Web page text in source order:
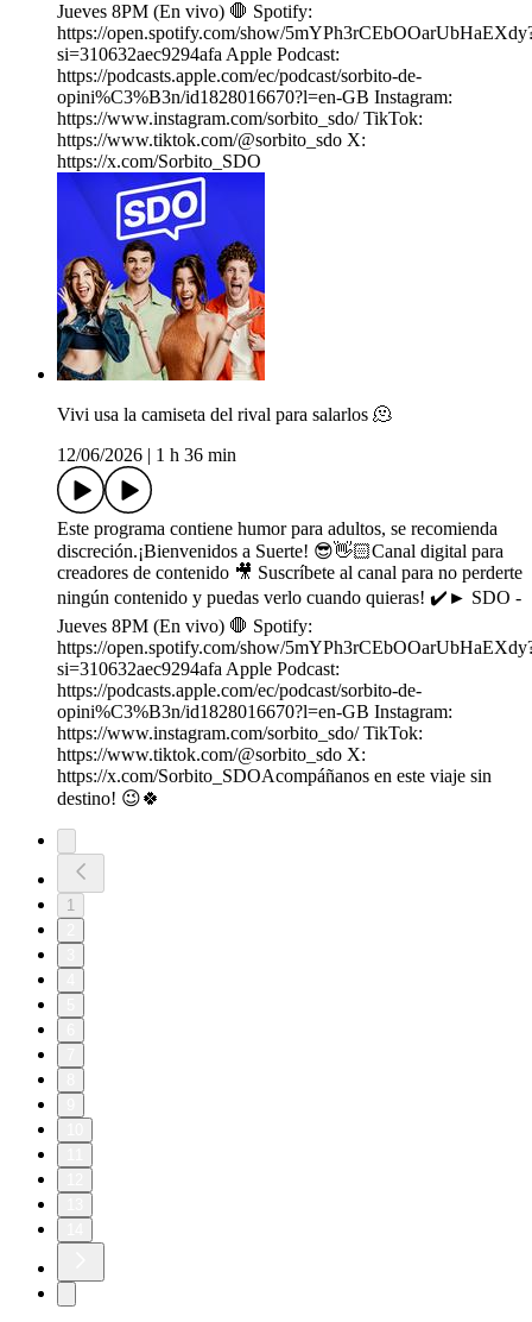
Jueves 8PM (En vivo) 🛑 Spotify:
⁠https://open.spotify.com/show/
si=310632aec9294afa Apple Podcast:
⁠https://podcasts.apple.com/ec/podcast/sorbito-de-
opini%C3%B3n/id1828016670?l=en-GB Instagram:
⁠https://www.instagram.com/sorbito_sdo/ TikTok:
⁠https://www.tiktok.com/@sorbito_sdo X:
⁠https://x.com/Sorbito_SDO
Vivi usa la camiseta del rival para salarlos 🫠
12/06/2026
1 h 36 min
Este programa contiene humor para adultos, se recomienda
discreción.¡Bienvenidos a Suerte! 😎👋🏻Canal digital para
creadores de contenido 🎥 Suscríbete al canal para no perderte
ningún contenido y puedas verlo cuando quieras! ✔️► SDO -
Jueves 8PM (En vivo) 🛑 Spotify:
⁠https://open.spotify.com/show/
si=310632aec9294afa Apple Podcast:
⁠https://podcasts.apple.com/ec/podcast/sorbito-de-
opini%C3%B3n/id1828016670?l=en-GB Instagram:
⁠https://www.instagram.com/sorbito_sdo/ TikTok:
⁠https://www.tiktok.com/@sorbito_sdo X:
⁠https://x.com/Sorbito_SDOAcompáñanos en este viaje sin
destino! 😉🍀
1